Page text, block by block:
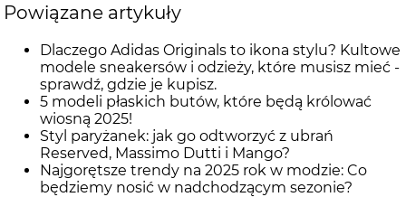
Powiązane artykuły
Dlaczego Adidas Originals to ikona stylu? Kultowe
modele sneakersów i odzieży, które musisz mieć -
sprawdź, gdzie je kupisz.
5 modeli płaskich butów, które będą królować
wiosną 2025!
Styl paryżanek: jak go odtworzyć z ubrań
Reserved, Massimo Dutti i Mango?
Najgorętsze trendy na 2025 rok w modzie: Co
będziemy nosić w nadchodzącym sezonie?